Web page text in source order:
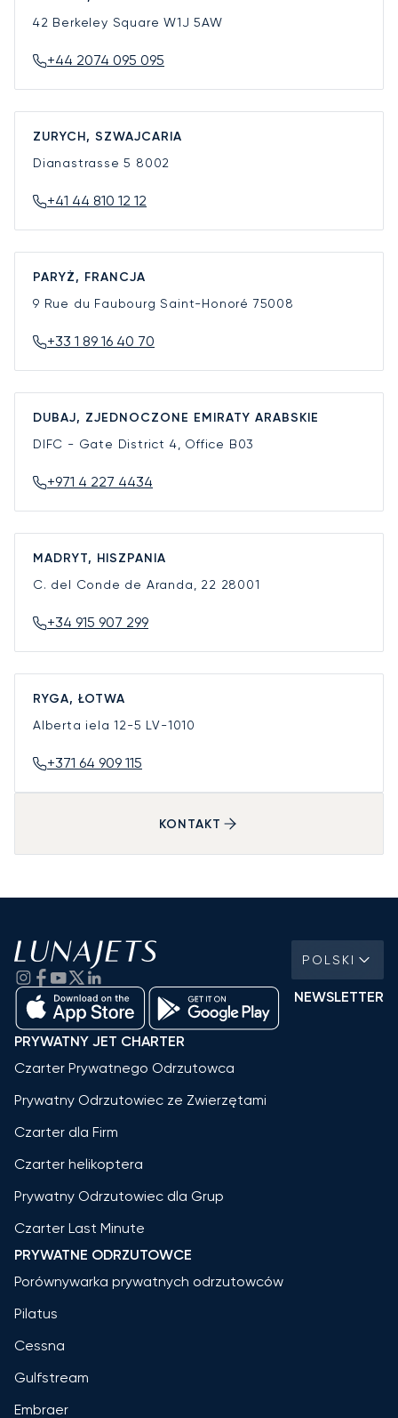
42 Berkeley SquareW1J 5AW
+44 2074 095 095
ZURYCH, SZWAJCARIA
Dianastrasse 5 8002
+41 44 810 12 12
PARYŻ, FRANCJA
9 Rue du Faubourg Saint-Honoré 75008
+33 1 89 16 40 70
DUBAJ, ZJEDNOCZONE EMIRATY ARABSKIE
DIFC - Gate District 4, Office B03
+971 4 227 4434
MADRYT, HISZPANIA
C. del Conde de Aranda, 22 28001
+34 915 907 299
RYGA, ŁOTWA
Alberta iela 12-5 LV-1010
+371 64 909 115
KONTAKT
POLSKI
NEWSLETTER
PRYWATNY JET CHARTER
Czarter Prywatnego Odrzutowca
Prywatny Odrzutowiec ze Zwierzętami
Czarter dla Firm
Czarter helikoptera
Prywatny Odrzutowiec dla Grup
Czarter Last Minute
PRYWATNE ODRZUTOWCE
Porównywarka prywatnych odrzutowców
Pilatus
Cessna
Gulfstream
Embraer